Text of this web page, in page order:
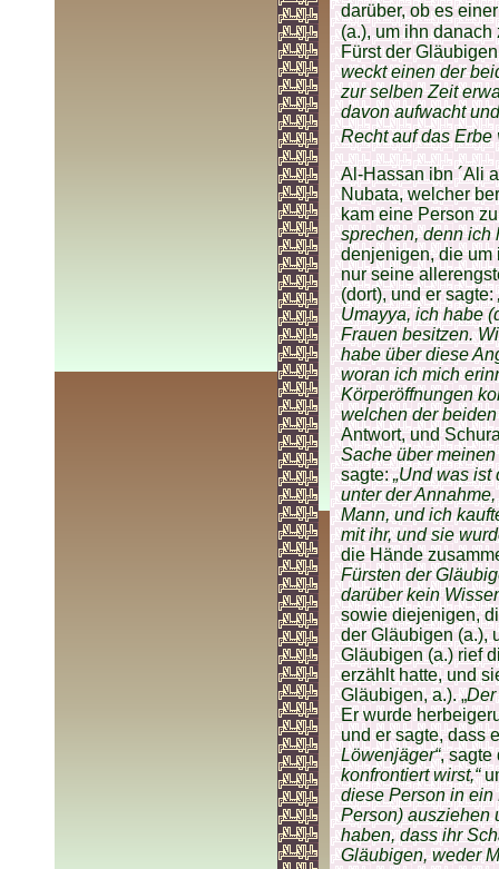
darüber, ob es
(a.), um ihn danach
Fürst der
weckt einen der
zur selben Zeit
davon aufwacht
Recht auf das Erbe
Al-Hassan ibn ´Ali
Nubata, welcher
kam eine Person
sprechen, denn ich
denjenigen, die um
nur seine
(dort), und er sagte:
Umayya, ich habe
Frauen besitzen.
habe über diese
woran ich mich
Körperöffnungen
welchen der beiden
Antwort, und
Sache über
sagte:„Und was ist
unter der
Mann, und ich
mit ihr, und sie
die Hände
Fürsten der
darüber kein
sowie diejenigen,
der Gläubigen (a.),
Gläubigen (a.) rief
erzählt hatte, und
Gläubigen, a.). „Der
Er wurde
und er sagte, dass
Löwenjäger“, sagte
konfrontiert wirst,“
diese Person in ein
Person) ausziehen
haben, dass ihr
Gläubigen, weder